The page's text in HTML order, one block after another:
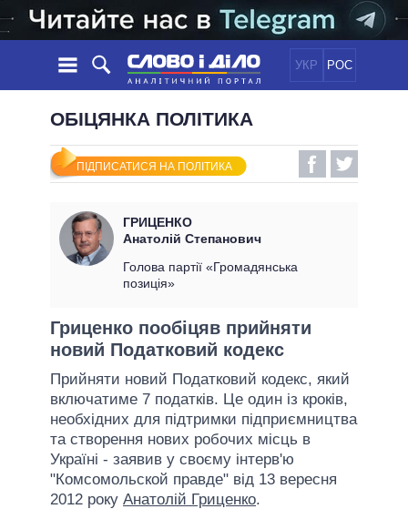
УКР РОС
НОВИНИ
СТРІЧКА
ПОДІЇ
СТАТТІ
ДУМКИ
ОГЛЯДИ
ДАЙДЖЕСТИ
ПОЛІТИКА
ЕКОНОМІКА
СВІТ
ОБIЦЯНКИ
УСІ ПОЛІТИКИ
ПРЕЗИДЕНТ І ОФІС
ВЕРХОВНА РАДА
ГОЛОВИ ОБЛАДМІНІСТРАЦІЙ
ВСІ ПЕРСОНИ
ІНФОГРАФІКА
ВІДЕО
ПОРІВНЯННЯ ПОЛІТИКІВ
ОБІЦЯНКА ПОЛІТИКА
ПІДПИСАТИСЯ НА ПОЛІТИКА
ГРИЦЕНКО
Анатолій Степанович
Голова партії «Громадянська
позиція»
Гриценко пообіцяв прийняти
новий Податковий кодекс
Прийняти новий Податковий кодекс, який
включатиме 7 податків. Це один із кроків,
необхідних для підтримки підприємництва
та створення нових робочих місць в
Україні - заявив у своєму інтерв'ю
"Комсомольской правде" від 13 вересня
2012 року Анатолій Гриценко.